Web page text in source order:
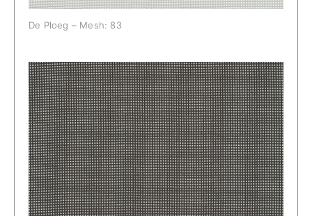
De Ploeg – Mesh: 83
De Ploeg – Mesh: 88